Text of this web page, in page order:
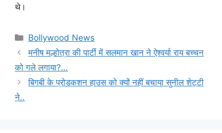
थे।
Categories
Bollywood News
मनीष मल्होत्रा ​​की पार्टी में सलमान खान ने ऐश्वर्या राय बच्चन
को गले लगाया?…
बिगबी के प्रोडकशन हाउस को क्यों नहीं बचाया सुनील शेट्टी
ने..